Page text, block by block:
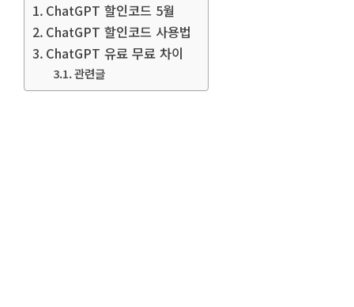
ChatGPT 할인코드 5월
ChatGPT 할인코드 사용법
ChatGPT 유료 무료 차이
관련글